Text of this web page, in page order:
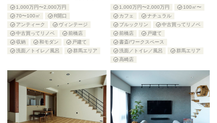
1,000万円〜2,000万円
70〜100㎡
R開口
アンティーク
ヴィンテージ
中古買ってリノベ
前橋店
収納
和モダン
戸建て
洗面／トイレ／風呂
群馬エリア
1,000万円〜2,000万円
100㎡〜
カフェ
ナチュラル
ブルックリン
中古買ってリノベ
前橋店
戸建て
書斎/ワークスペース
洗面／トイレ／風呂
群馬エリア
高崎店